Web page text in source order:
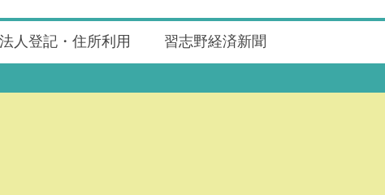
法人登記・住所利用 習志野経済新聞